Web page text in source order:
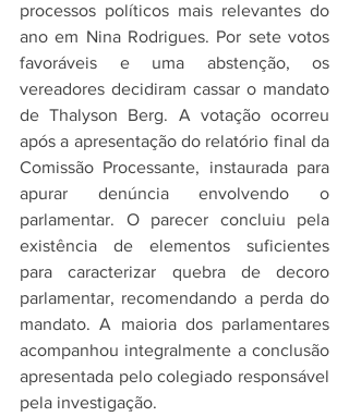
processos políticos mais relevantes do
ano em Nina Rodrigues. Por sete votos
favoráveis e uma abstenção, os
vereadores decidiram cassar o mandato
de Thalyson Berg. A votação ocorreu
após a apresentação do relatório final da
Comissão Processante, instaurada para
apurar denúncia envolvendo o
parlamentar. O parecer concluiu pela
existência de elementos suficientes
para caracterizar quebra de decoro
parlamentar, recomendando a perda do
mandato. A maioria dos parlamentares
acompanhou integralmente a conclusão
apresentada pelo colegiado responsável
pela investigação.